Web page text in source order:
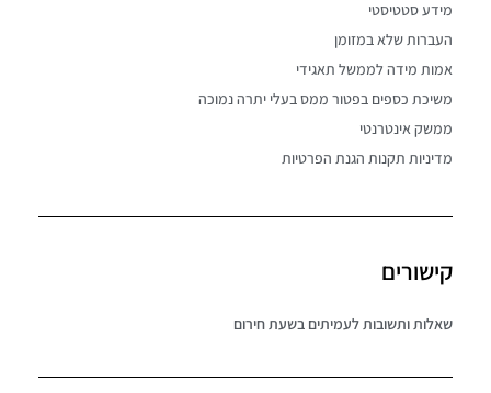
מידע סטטיסטי
העברות שלא במזומן
אמות מידה לממשל תאגידי
משיכת כספים בפטור ממס בעלי יתרה נמוכה
ממשק אינטרנטי
מדיניות תקנות הגנת הפרטיות
קישורים
שאלות ותשובות לעמיתים בשעת חירום